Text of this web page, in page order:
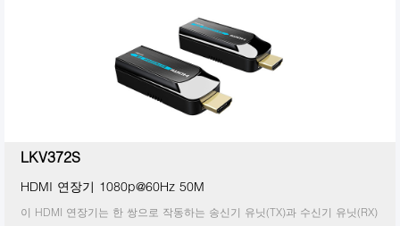
LKV372S
HDMI 연장기 1080p@60Hz 50M
이 HDMI 연장기는 한 쌍으로 작동하는 송신기 유닛(TX)과 수신기 유닛(RX)